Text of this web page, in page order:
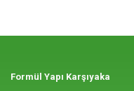
Formül Yapı Karşıyaka